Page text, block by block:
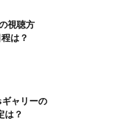
視聴方
は？
ギャリーの
は？